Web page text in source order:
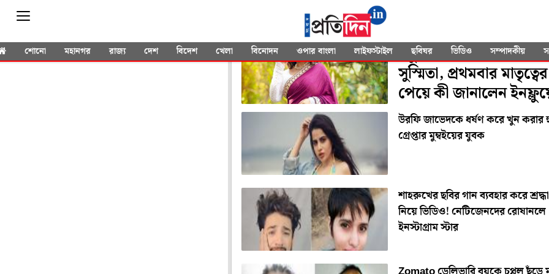
শোনো মহানগর রাজ্য দেশ বিদেশ খেলা বিনোদন ওপার বাংলা লাইফস্টাইল ছবিঘর ভিডিও সম্পাদকীয়
YOU SEARCHED FOR"Influencer"
চতুর্থ বিয়ের ৫ মাসেই মা
সুস্মিতা, প্রথমবার মাতৃত্বের
পেয়ে কী জানালেন
উরফি জাভেদকে ধর্ষণ করে খুন করার
গ্রেপ্তার মুম্বইয়ের যুবক
শাহরুখের ছবির গান ব্যবহার করে
নিয়ে ভিডিও! নেটিজেনদের রোষানলে
ইনস্টাগ্রাম স্টার